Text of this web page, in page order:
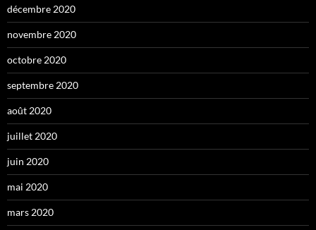
décembre 2020
novembre 2020
octobre 2020
septembre 2020
août 2020
juillet 2020
juin 2020
mai 2020
mars 2020